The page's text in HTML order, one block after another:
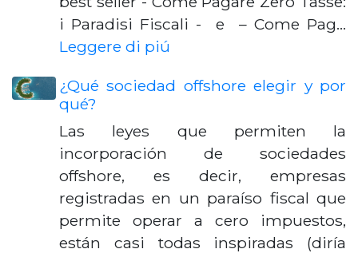
i Paradisi Fiscali - e – Come Pag…
Leggere di piú
¿Qué sociedad offshore elegir y por
qué?
Las leyes que permiten la
incorporación de sociedades
offshore, es decir, empresas
registradas en un paraíso fiscal que
permite operar a cero impuestos,
están casi todas inspiradas (diría